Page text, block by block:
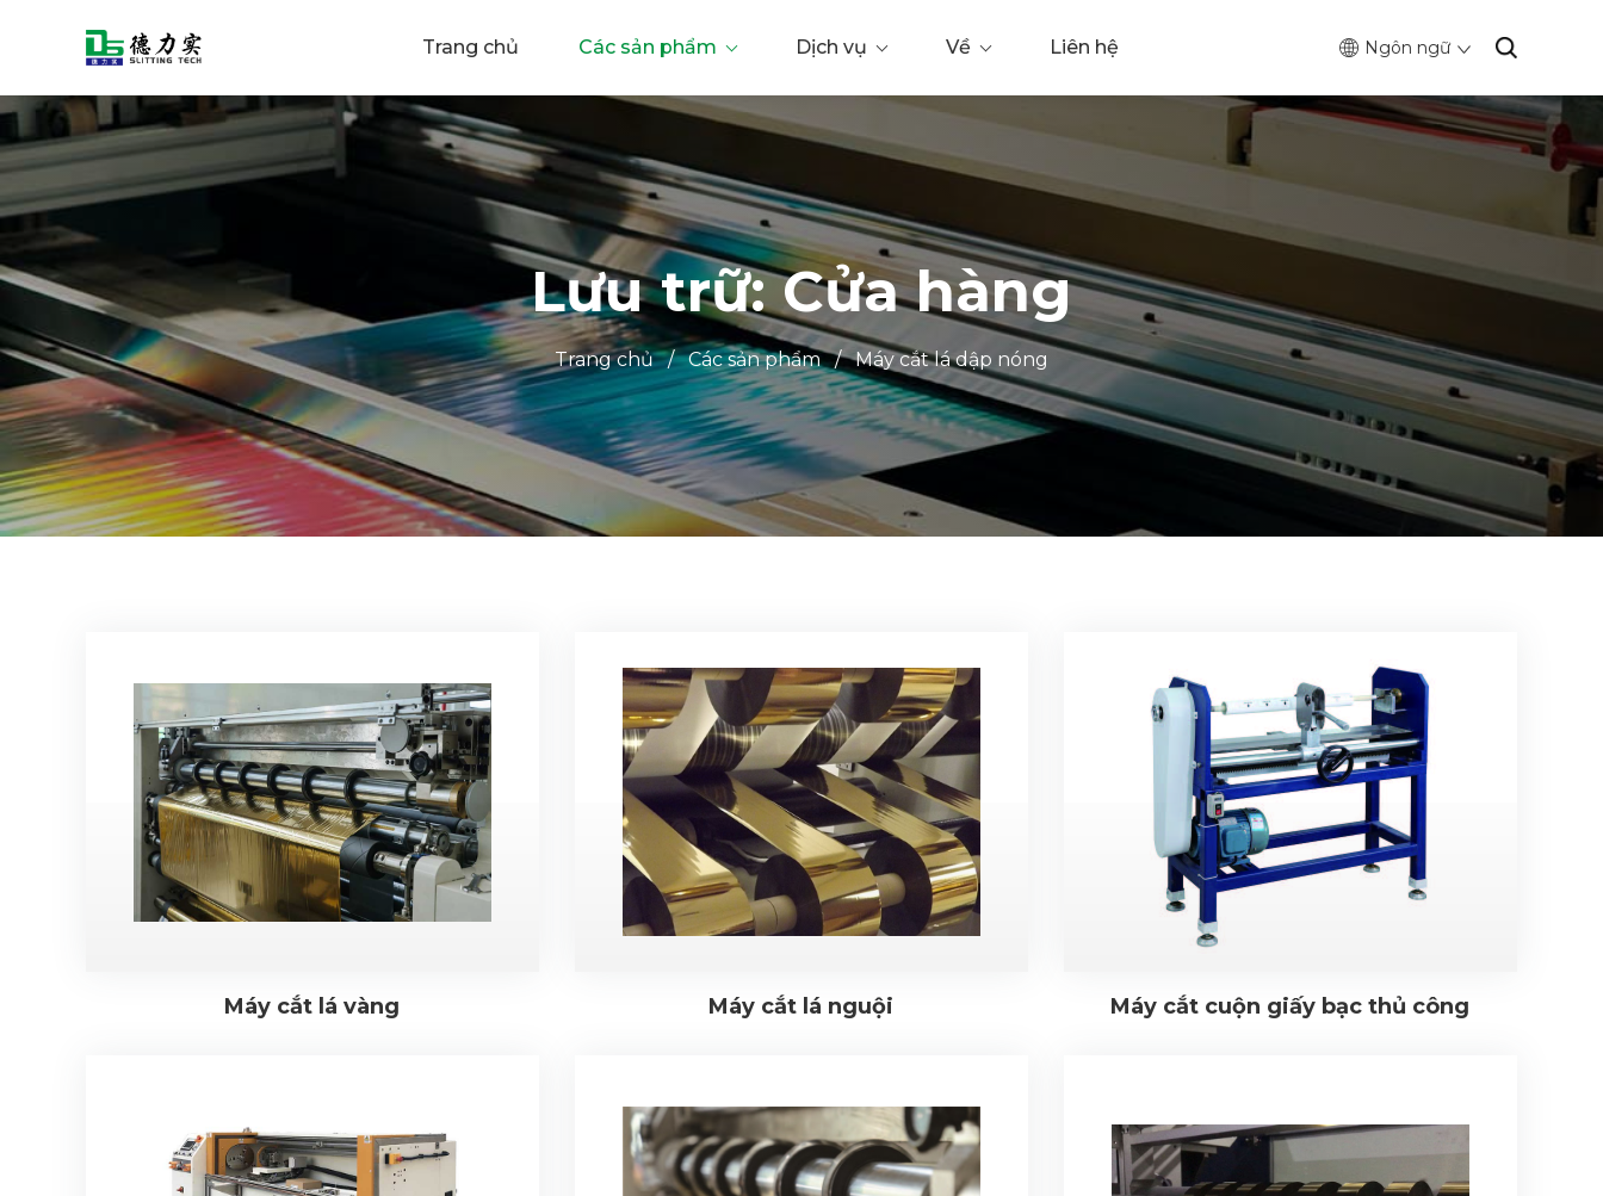
Trang chủ Các sản phẩm Dịch vụ Về Liên hệ Ngôn ngữ
Lưu trữ: Cửa hàng
Trang chủ / Các sản phẩm / Máy cắt lá dập nóng
Máy cắt lá vàng Máy cắt lá nguội Máy cắt cuộn giấy bạc thủ công